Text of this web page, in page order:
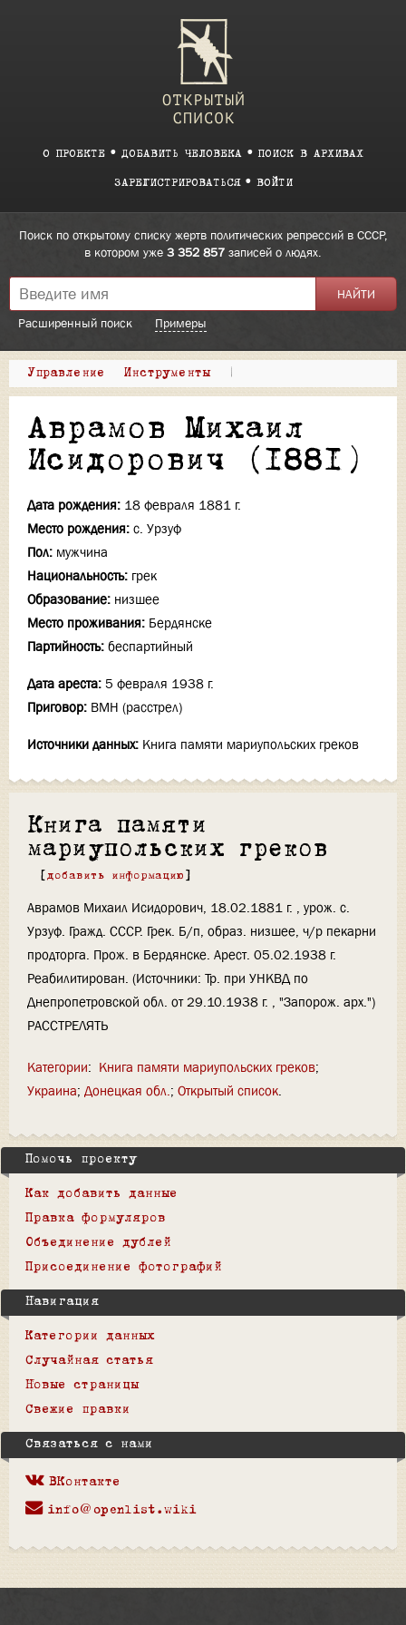
О ПРОЕКТЕ ДОБАВИТЬ ЧЕЛОВЕКА ПОИСК В АРХИВАХ
ЗАРЕГИСТРИРОВАТЬСЯ ВОЙТИ
Поиск по открытому списку жертв политических репрессий в СССР,
в котором уже 3 352 857 записей о людях.
Расширенный поиск Примеры
Управление Инструменты |
Аврамов Михаил
Исидорович (1881)
Дата рождения: 18 февраля 1881 г.
Место рождения: с. Урзуф
Пол: мужчина
Национальность: грек
Образование: низшее
Место проживания: Бердянске
Партийность: беспартийный
Дата ареста: 5 февраля 1938 г.
Приговор: ВМН (расстрел)
Источники данных: Книга памяти мариупольских греков
Книга памяти
мариупольских греков
[ добавить информацию ]
Аврамов Михаил Исидорович, 18.02.1881 г. , урож. с.
Урзуф. Гражд. СССР. Грек. Б/п, образ. низшее, ч/р пекарни
продторга. Прож. в Бердянске. Арест. 05.02.1938 г.
Реабилитирован. (Источники: Тр. при УНКВД по
Днепропетровской обл. от 29.10.1938 г. , "Запорож. арх.")
РАССТРЕЛЯТЬ
Категории: Книга памяти мариупольских греков
Украина Донецкая обл. Открытый список
Помочь проекту
Как добавить данные
Правка формуляров
Объединение дублей
Присоединение фотографий
Навигация
Категории данных
Случайная статья
Новые страницы
Свежие правки
Связаться с нами
ВКонтакте
info@openlist.wiki